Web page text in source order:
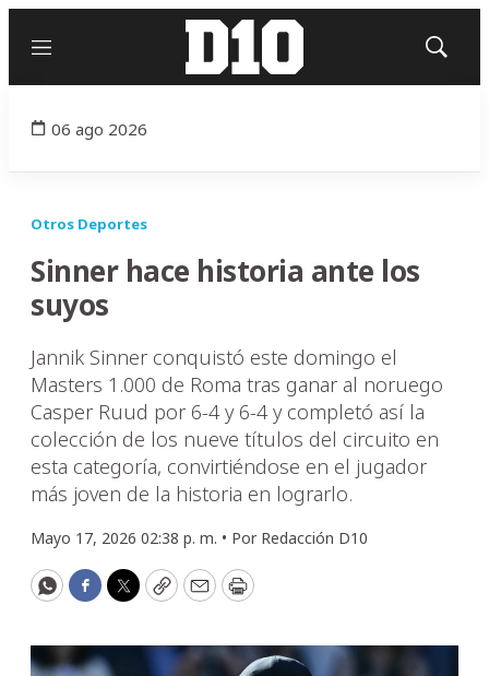
Menú
Mostrar
06 ago 2026
Otros Deportes
Sinner hace historia ante los
suyos
Jannik Sinner conquistó este domingo el
Masters 1.000 de Roma tras ganar al noruego
Casper Ruud por 6-4 y 6-4 y completó así la
colección de los nueve títulos del circuito en
esta categoría, convirtiéndose en el jugador
más joven de la historia en lograrlo.
Mayo 17, 2026 02:38 p. m. • Por Redacción D10
WhatsApp
Facebook
Twitter
CopyEmailPrint